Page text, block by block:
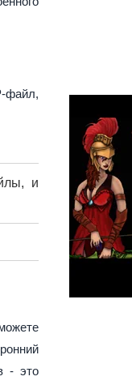
файл,
и
- это